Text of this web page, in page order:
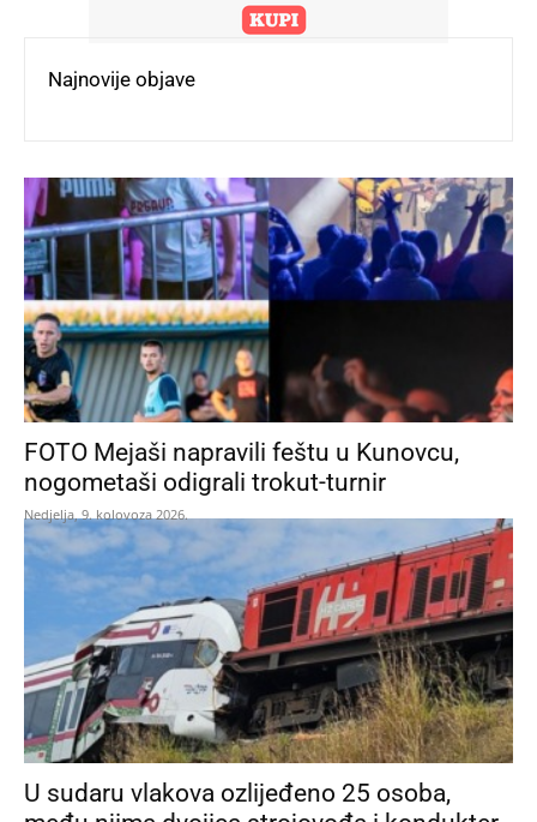
Najnovije objave
FOTO Mejaši napravili feštu u Kunovcu,
nogometaši odigrali trokut-turnir
Nedjelja, 9. kolovoza 2026.
U sudaru vlakova ozlijeđeno 25 osoba,